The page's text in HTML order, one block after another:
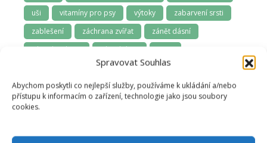
Spravovat Souhlas
Abychom poskytli co nejlepší služby, používáme k ukládání a/nebo
přístupu k informacím o zařízení, technologie jako jsou soubory
cookies.
uši
vitamíny pro psy výtoky
zabarvení srsti
zablešení
záchrana zvířat
zánět dásní
zápach z tlamy
závodní psi
zima
zubní kámen
zuby a dásně
zúžená průdušnice zvládání samoty